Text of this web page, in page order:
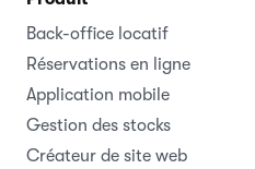
Back-office locatif
Réservations en ligne
Application mobile
Gestion des stocks
Créateur de site web